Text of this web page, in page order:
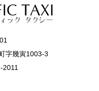
字幾寅1003-3
2011